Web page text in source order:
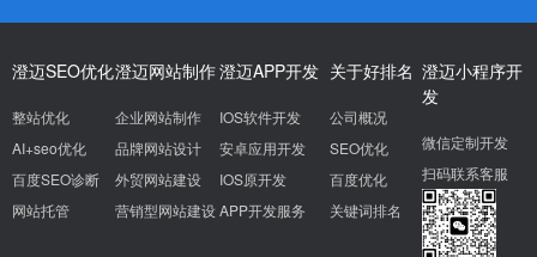
澄迈SEO优化
整站优化
AI+seo优化
百度SEO诊断
网站托管
澄迈网站制作
企业网站制作
品牌网站设计
外贸网站建设
营销型网站建设
澄迈APP开发
IOS软件开发
安卓应用开发
IOS原开发
APP开发服务
关于好排名
公司概况
SEO优化
百度优化
关键词排名
澄迈小程序开
发
微信定制开发
扫码联系客服